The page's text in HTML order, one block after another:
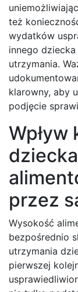
też
wydatków
innego
utrzymania.
klarowny, aby
podjęcie
przez
Wysokość
bezpośrednio
utrzymania
pierwszej